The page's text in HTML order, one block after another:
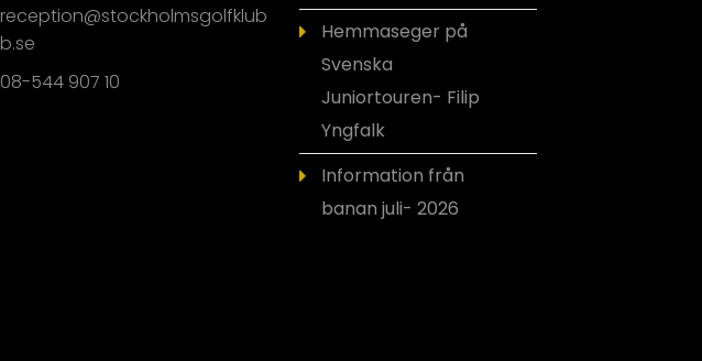
reception@stockholmsgolfklub
b.se
08-544 907 10
Hemmaseger på
Svenska
Juniortouren- Filip
Yngfalk
Information från
banan juli- 2026